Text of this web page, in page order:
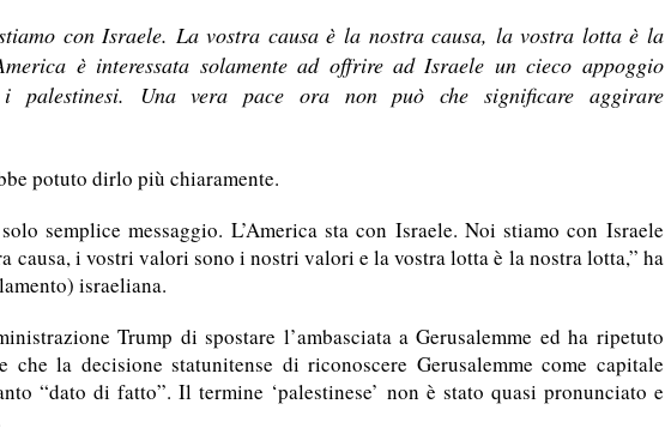
con Israele. La vostra causa è la nostra causa, la vostra lotta è la
è interessata solamente ad offrire ad Israele un cieco appoggio
palestinesi. Una vera pace ora non può che significare aggirare
potuto dirlo più chiaramente.
semplice messaggio. L’America sta con Israele. Noi stiamo con Israele
causa, i vostri valori sono i nostri valori e la vostra lotta è la nostra lotta,” ha
israeliana.
Trump di spostare l’ambasciata a Gerusalemme ed ha ripetuto
che la decisione statunitense di riconoscere Gerusalemme come capitale
“dato di fatto”. Il termine ‘palestinese’ non è stato quasi pronunciato e